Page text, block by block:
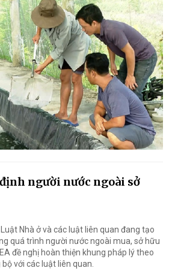
người nước ngoài sở
Nhà ở và các luật liên quan đang tạo
quá trình người nước ngoài mua, sở hữu
đề nghị hoàn thiện khung pháp lý theo
với các luật liên quan.